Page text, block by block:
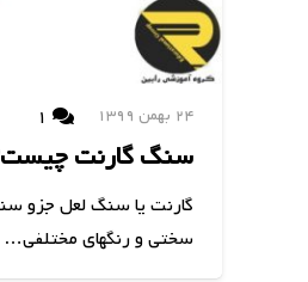
24 بهمن 1399 1
سنگ گارنت
گارنت یا سنگ لعل جزو
سختی و رنگهای مختلفی…